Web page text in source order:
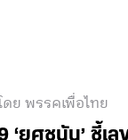
ดย พรรคเพื่อไทย
‘ยศชนัน’ ชี้เ